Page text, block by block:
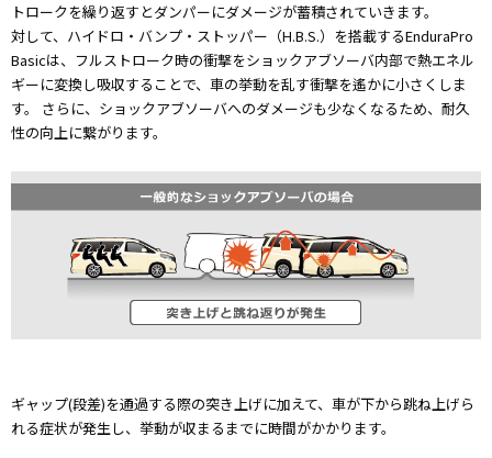
トロークを繰り返すとダンパーにダメージが蓄積されていきます。
対して、ハイドロ・バンプ・ストッパー（H.B.S.）を搭載するEnduraPro
Basicは、フルストローク時の衝撃をショックアブソーバ内部で熱エネル
ギーに変換し吸収することで、車の挙動を乱す衝撃を遙かに小さくしま
す。 さらに、ショックアブソーバへのダメージも少なくなるため、耐久
性の向上に繋がります。
ギャップ(段差)を通過する際の突き上げに加えて、車が下から跳ね上げら
れる症状が発生し、挙動が収まるまでに時間がかかります。